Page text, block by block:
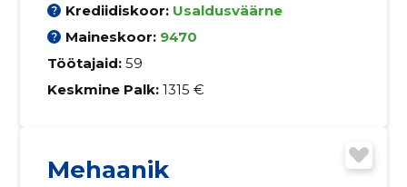
Krediidiskoor: Usaldusväärne
Maineskoor: 9470
Töötajaid: 59
Keskmine Palk: 1315 €
Mehaanik